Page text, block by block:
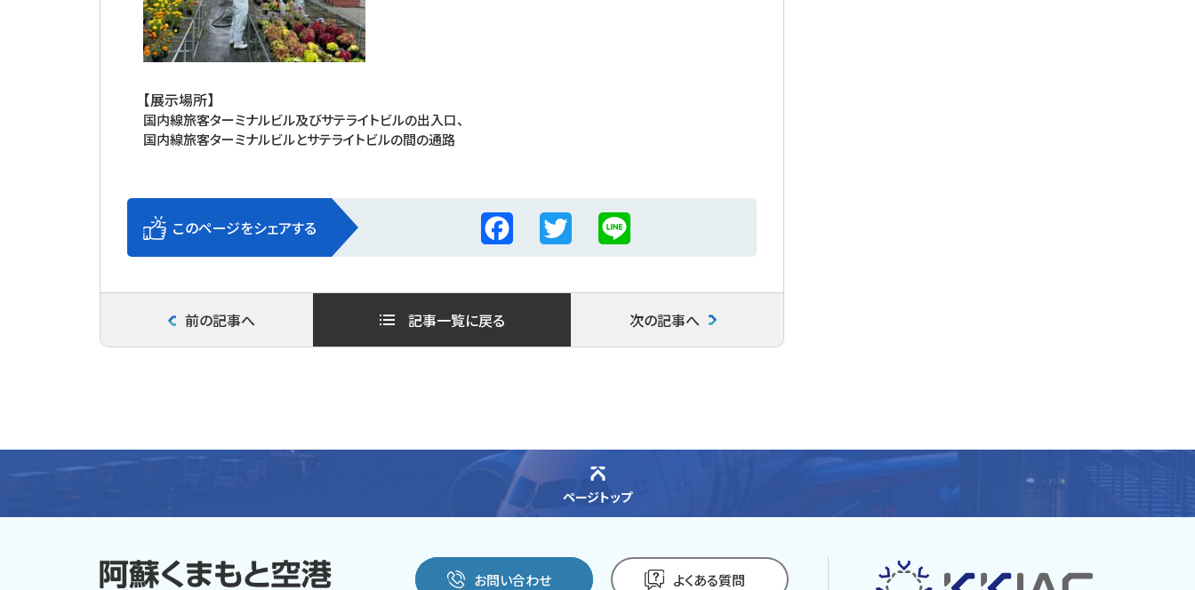
【展示場所】
国内線旅客ターミナルビル及びサテライトビルの出入口、
国内線旅客ターミナルビルとサテライトビルの間の通路
このページをシェアする
F
a
c
e
k
T
w
i
L
i
n
前の記事へ 記事一覧に戻る 次の記事へ
ページトップ
お問い合わせ よくある質問